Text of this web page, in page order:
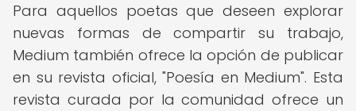
Para aquellos poetas que deseen explorar
nuevas formas de compartir su trabajo,
Medium también ofrece la opción de publicar
en su revista oficial, "Poesía en Medium". Esta
revista curada por la comunidad ofrece un